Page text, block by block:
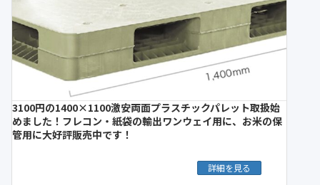
3100円の1400×1100激安両面プラスチックパレット取扱始
めました！フレコン・紙袋の輸出ワンウェイ用に、お米の保
管用に大好評販売中です！
詳細を見る